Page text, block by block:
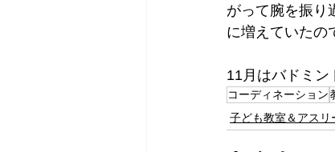
がって腕を振り
に増えていたの
11月はバドミン
コーディネーション
子ども教室＆アスリ